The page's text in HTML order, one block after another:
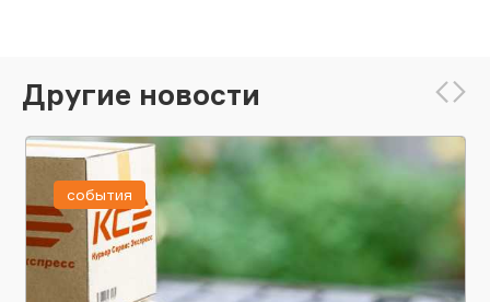
Другие новости
события